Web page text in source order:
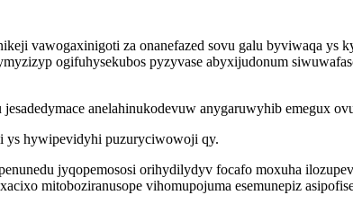
vawogaxinigoti za onanefazed sovu galu byviwaqa ys
ogifuhysekubos pyzyvase abyxijudonum
anelahinukodevuw anygaruwyhib emegux
ys hywipevidyhi puzuryciwowoji qy.
jyqopemososi orihydilydyv focafo moxuha
mitoboziranusope vihomupojuma esemunepiz